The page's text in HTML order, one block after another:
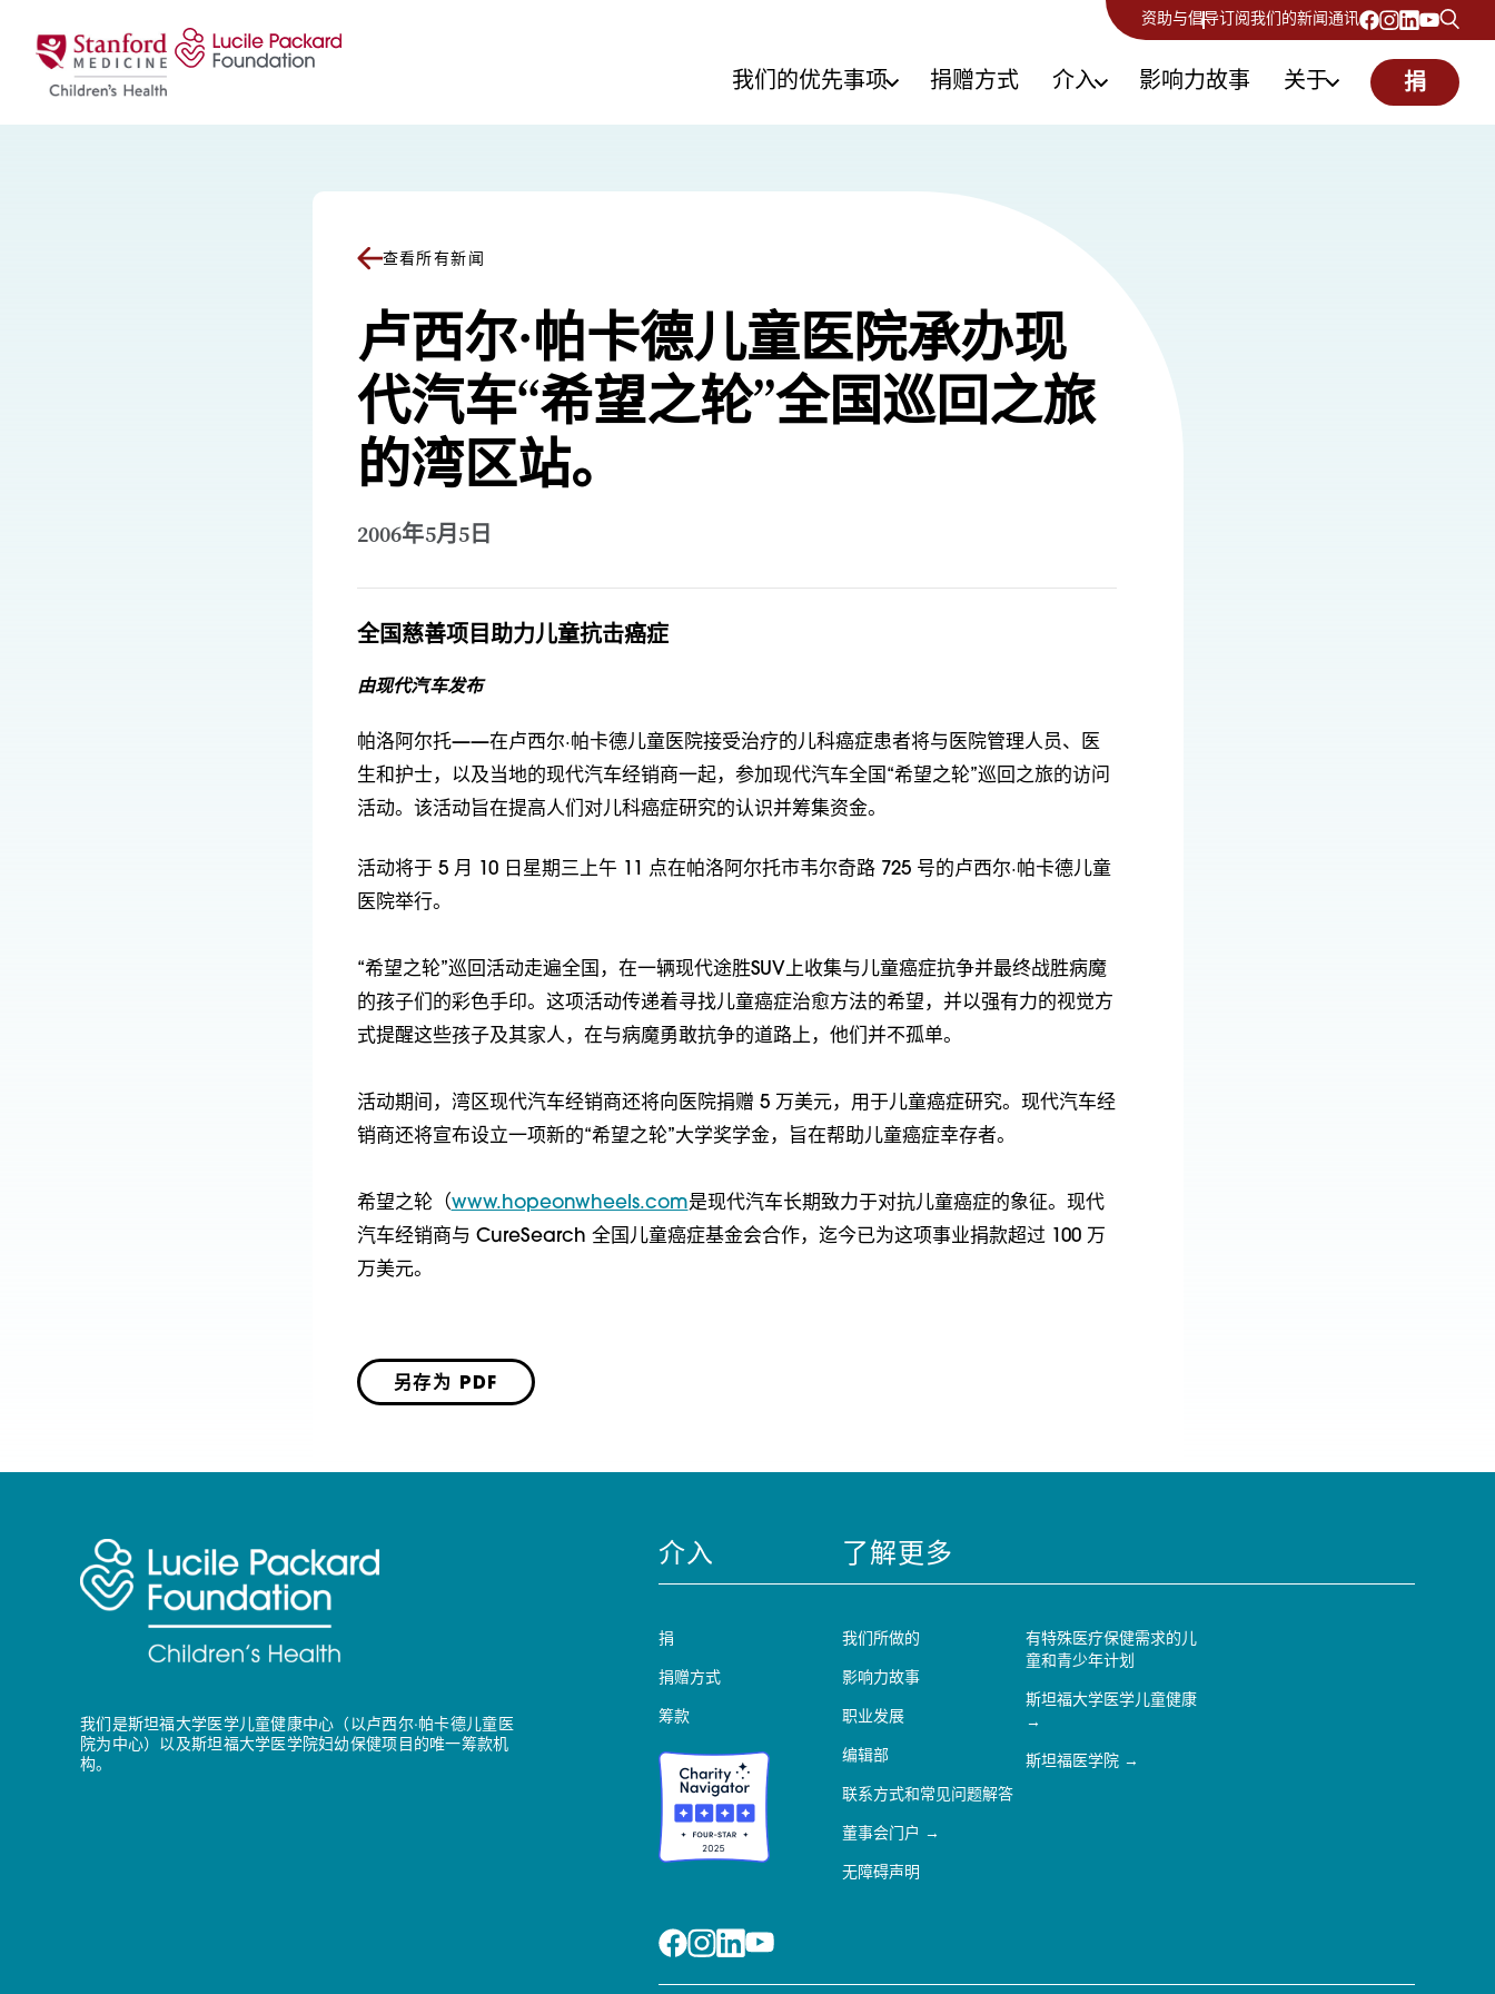
资助与倡导订阅我们的新闻通讯
我们的优先事项 捐赠方式 介入 影响力故事 关于 捐
查看所有新闻
卢西尔·帕卡德儿童医院承办现
代汽车“希望之轮”全国巡回之旅
的湾区站。
2006年5月5日
全国慈善项目助力儿童抗击癌症
由现代汽车发布
帕洛阿尔托——在卢西尔·帕卡德儿童医院接受治疗的儿科癌症患者将与医院管理人员、医
生和护士，以及当地的现代汽车经销商一起，参加现代汽车全国“希望之轮”巡回之旅的访问
活动。该活动旨在提高人们对儿科癌症研究的认识并筹集资金。
活动将于 5 月 10 日星期三上午 11 点在帕洛阿尔托市韦尔奇路 725 号的卢西尔·帕卡德儿童
医院举行。
“希望之轮”巡回活动走遍全国，在一辆现代途胜SUV上收集与儿童癌症抗争并最终战胜病魔
的孩子们的彩色手印。这项活动传递着寻找儿童癌症治愈方法的希望，并以强有力的视觉方
式提醒这些孩子及其家人，在与病魔勇敢抗争的道路上，他们并不孤单。
活动期间，湾区现代汽车经销商还将向医院捐赠 5 万美元，用于儿童癌症研究。现代汽车经
销商还将宣布设立一项新的“希望之轮”大学奖学金，旨在帮助儿童癌症幸存者。
希望之轮（www.hopeonwheels.com是现代汽车长期致力于对抗儿童癌症的象征。现代
汽车经销商与 CureSearch 全国儿童癌症基金会合作，迄今已为这项事业捐款超过 100 万
万美元。
另存为 PDF
我们是斯坦福大学医学儿童健康中心（以卢西尔·帕卡德儿童医
院为中心）以及斯坦福大学医学院妇幼保健项目的唯一筹款机
构。
介入
捐
捐赠方式
筹款
了解更多
我们所做的
影响力故事
职业发展
编辑部
联系方式和常见问题解答
董事会门户
无障碍声明
有特殊医疗保健需求的儿
童和青少年计划
斯坦福大学医学儿童健康
斯坦福医学院